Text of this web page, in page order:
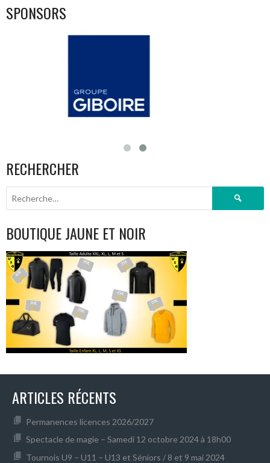
SPONSORS
RECHERCHER
Rechercher :
BOUTIQUE JAUNE ET NOIR
ARTICLES RÉCENTS
Permanences licences 2026/2027
Spectacle de magie – Samedi 12 octobre 2024 à 18h00
Tournois U9 – U11 – U13 et Séniors / 8 et 9 mai 2024